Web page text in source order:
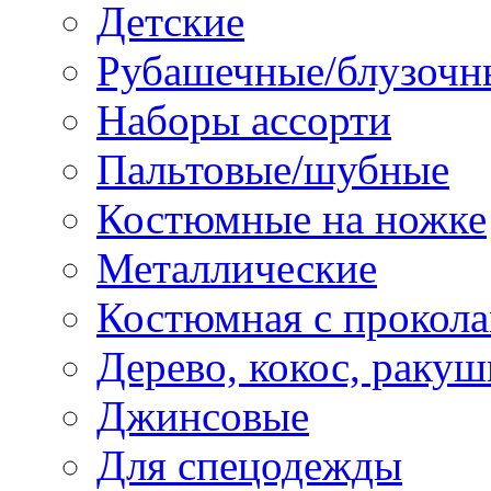
Детские
Рубашечные/
Наборы ассорти
Пальтовые/шубные
Костюмные на ножке
Металлические
Костюмная с
Дерево, кокос,
Джинсовые
Для спецодежды